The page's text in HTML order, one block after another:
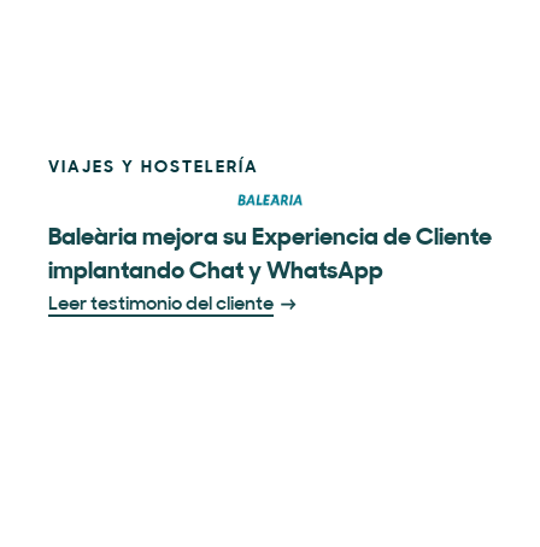
VIAJES Y HOSTELERÍA
Baleària mejora su Experiencia de Cliente
implantando Chat y WhatsApp
Leer testimonio del cliente